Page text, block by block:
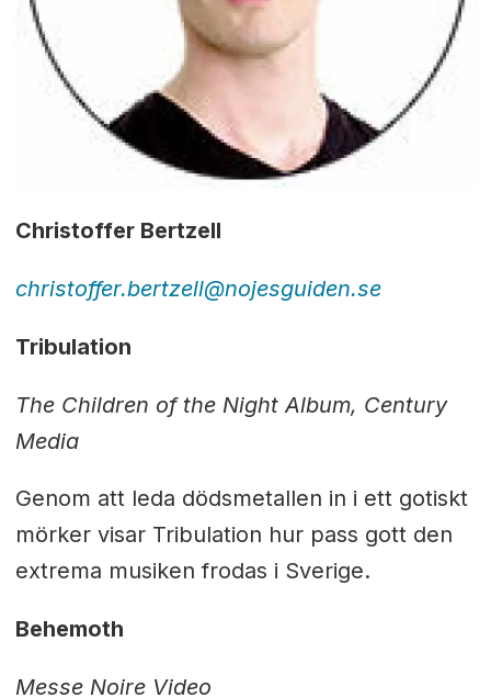
Christoffer Bertzell
christoffer.bertzell@nojesguiden.se
Tribulation
The Children of the Night Album, Century
Media
Genom att leda dödsmetallen in i ett gotiskt
mörker visar Tribulation hur pass gott den
extrema musiken frodas i Sverige.
Behemoth
Messe Noire Video